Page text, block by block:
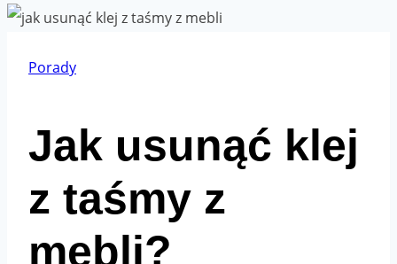
Porady
Jak usunąć klej
z taśmy z
mebli?